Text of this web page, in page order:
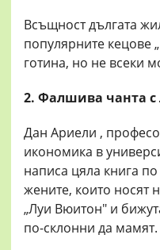
Всъщност дългата
популярните кецове
готина, но не всеки
2. Фалшива чанта с
Дан Ариели ,
икономика в
написа цяла книга
жените, които носят
„Луи Вюитон" и
по-склонни да мамят.